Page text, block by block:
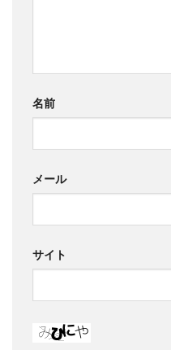
名前
メール
サイト